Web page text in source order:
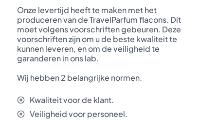
Onze levertijd heeft te maken met het
produceren van de TravelParfum flacons. Dit
moet volgens voorschriften gebeuren. Deze
voorschriften zijn om u de beste kwaliteit te
kunnen leveren, en om de veiligheid te
garanderen in ons lab.
Wij hebben 2 belangrijke normen.
Kwaliteit voor de klant.
Veiligheid voor personeel.